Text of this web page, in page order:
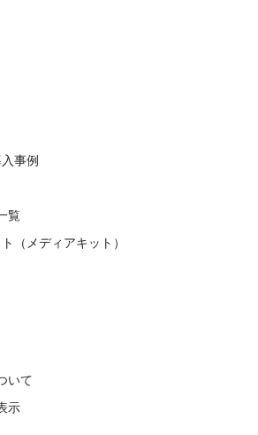
事例
覧
（メディアキット）
いて
示